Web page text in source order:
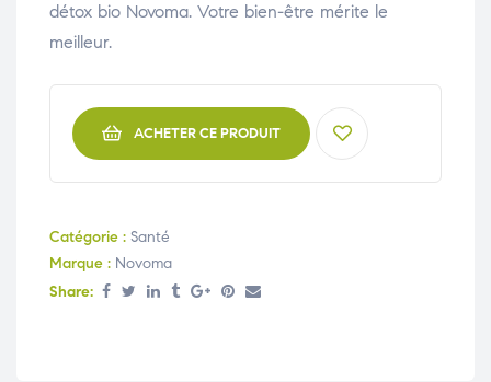
détox bio Novoma. Votre bien-être mérite le
meilleur.
ACHETER CE PRODUIT
Catégorie : Santé
Marque : Novoma
Share: